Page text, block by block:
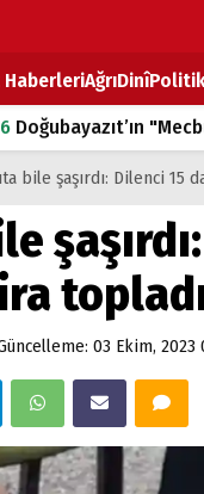
HaberleriAğrıDinî
Doğubayazıt’ın
Doğubayazıt’ta
Doğubayazıt'ta
DEVLET ve HÜKÜMET
ÇARŞI CADDESİ YAZ
bile şaşırdı: Dilenci 15
03 Ekim, 2023